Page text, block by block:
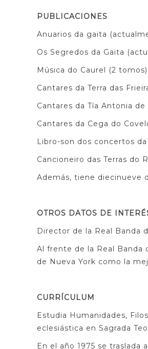
PUBLICACIONES
Anuarios da gaita
Os Segredos da Gaita
Música do Caurel (2 tomos).
Cantares da Terra das
Cantares da Tía Antonia de
Cantares da Cega do
Libro-son dos concertos
Cancioneiro das Terras do
Además, tiene diecinueve
OTROS DATOS DE
Director de la Real Banda
Al frente de la Real Banda
de Nueva York como la
CURRÍCULUM
Estudia Humanidades,
eclesiástica en Sagrada
En el año 1975 se